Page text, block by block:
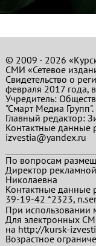
© 2009 - 2026
СМИ «Сетевое
Свидетельство о
февраля 2017 года,
Учредитель:
"Смарт Медиа Групп".
Главный редактор:
Контактные данные
izvestia@yandex.ru
По вопросам
Директор
Николаевна
Контактные
39-19-42 *2323,
При использовании
Для электронных
на http://kursk-
Возрастное